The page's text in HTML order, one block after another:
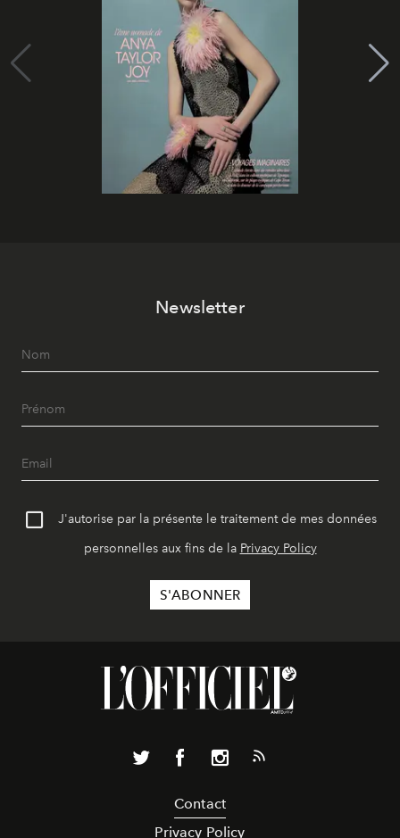
Newsletter
J'autorise par la présente le traitement de mes données
personnelles aux fins de la Privacy Policy
Contact
Privacy Policy